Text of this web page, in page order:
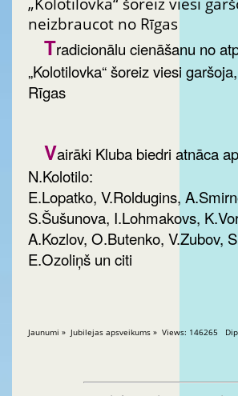
neizbraucot no Rīgas
Tradicionālu cienāšanu no
„Kolotilovka“ šoreiz viesi
Rīgas
Vairāki Kluba biedri atnāca
N.Kolotilo:
E.Lopatko, V.Roldugins,
S.Šušunova, I.Lohmakovs,
A.Kozlov, O.Butenko, V.Zubov,
E.Ozoliņš un citi
Jaunumi »